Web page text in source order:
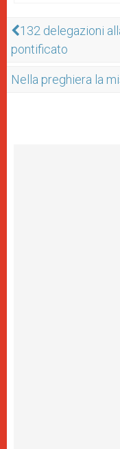
132 delegazioni
pontificato
Nella preghiera la